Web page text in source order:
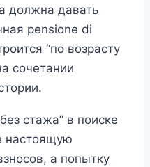
должна давать
pensione di
“по возрасту
сочетании
стажа” в поиске
настоящую
а попытку